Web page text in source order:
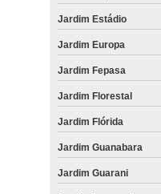
Jardim Estádio
Jardim Europa
Jardim Fepasa
Jardim Florestal
Jardim Flórida
Jardim Guanabara
Jardim Guarani